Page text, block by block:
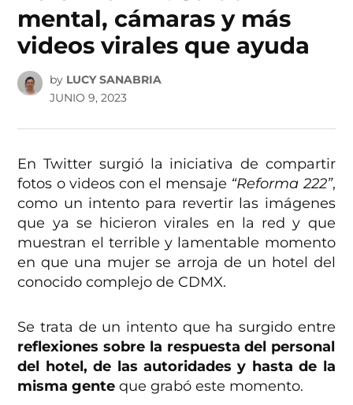
mental, cámaras y más
videos virales que ayuda
by LUCY SANABRIA
JUNIO 9, 2023
En Twitter surgió la iniciativa de compartir
fotos o videos con el mensaje “Reforma 222”,
como un intento para revertir las imágenes
que ya se hicieron virales en la red y que
muestran el terrible y lamentable momento
en que una mujer se arroja de un hotel del
conocido complejo de CDMX.
Se trata de un intento que ha surgido entre
reflexiones sobre la respuesta del personal
del hotel, de las autoridades y hasta de la
misma gente que grabó este momento.